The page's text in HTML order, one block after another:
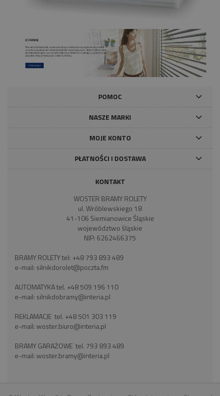
POMOC
NASZE MARKI
MOJE KONTO
PŁATNOŚCI I DOSTAWA
KONTAKT
WOSTER BRAMY ROLETY
ul. Wróblewskiego 18
41-106 Siemianowice Śląskie
województwo śląskie
NIP: 6262466375
BRAMY ROLETY tel: +48 793 893 489
e-mail: silnikdorolet@poczta.fm
AUTOMATYKA tel. +48 509 196 110
e-mail: silnikdobramy@interia.pl
REKLAMACJE tel. +48 501 303 119
e-mail:woster.biuro@interia.pl
BRAMY GARAŻOWE tel. 793 893 489
e-mail:woster.bramy@interia.pl